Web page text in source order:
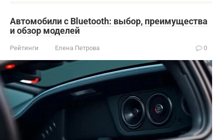
Автомобили с Bluetooth: выбор, преимущества
и обзор моделей
Рейтинги Елена Петрова 0